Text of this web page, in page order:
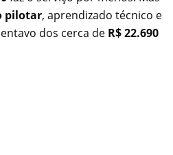
pilotar, aprendizado técnico e
dos cerca de R$ 22.690